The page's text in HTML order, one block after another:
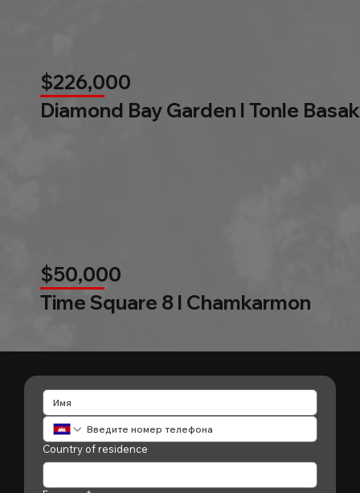
$226,000
Diamond Bay Garden l Tonle Basak
$50,000
Time Square 8 l Chamkarmon
Country of residence